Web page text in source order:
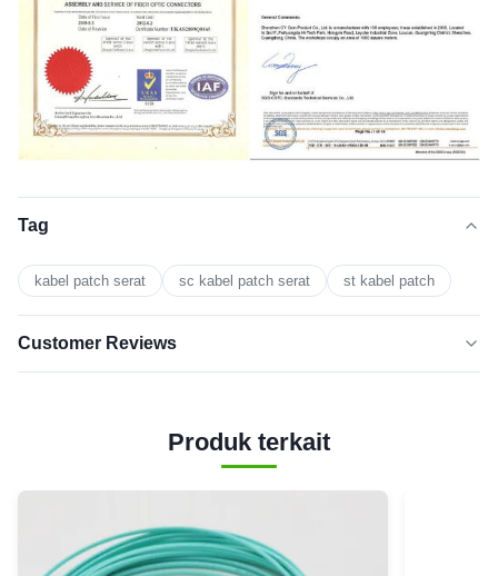
Tag
kabel patch serat sc kabel patch serat st kabel patch
Customer Reviews
5
Produk terkait